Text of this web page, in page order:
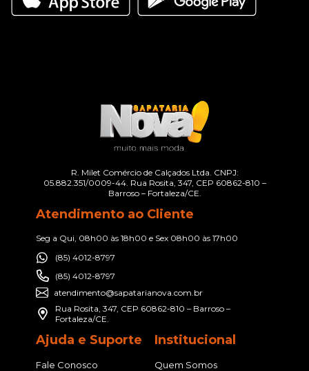
R. Milet Comércio de Calçados Ltda. CNPJ:
05.882.351/0009-44. Rua Rosita, 347, CEP 60862-810 –
Barroso – Fortaleza/CE.
Atendimento ao Cliente
Seg a Qui, 08h00 às 18h00 e Sex 08h00 às 17h00
(85) 4012-8797
(85) 4012-8797
atendimento@sapatarianova.com.br
Rua Rosita, 347, CEP 60862-810 – Barroso –
Fortaleza/CE.
Ajuda e Suporte
Fale Conosco
Institucional
Quem Somos